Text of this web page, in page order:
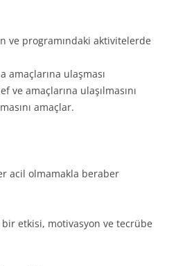
ve programındaki aktivitelerde
ulaşması
amaçlarına ulaşılmasını
amaçlar.
acil olmamakla beraber
etkisi, motivasyon ve tecrübe